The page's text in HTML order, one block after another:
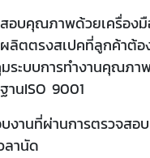
อบคุณภาพด้วยเครื่องมื
ลิตตรงสเปคที่ลูกค้าต้อ
ระบบการทำงานคุณภา
านISO 9001
งานที่ผ่านการตรวจสอ
ลานัด